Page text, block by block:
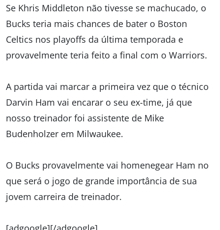
Se Khris Middleton não tivesse se machucado, o
Bucks teria mais chances de bater o Boston
Celtics nos playoffs da última temporada e
provavelmente teria feito a final com o Warriors.
A partida vai marcar a primeira vez que o técnico
Darvin Ham vai encarar o seu ex-time, já que
nosso treinador foi assistente de Mike
Budenholzer em Milwaukee.
O Bucks provavelmente vai homenegear Ham no
que será o jogo de grande importância de sua
jovem carreira de treinador.